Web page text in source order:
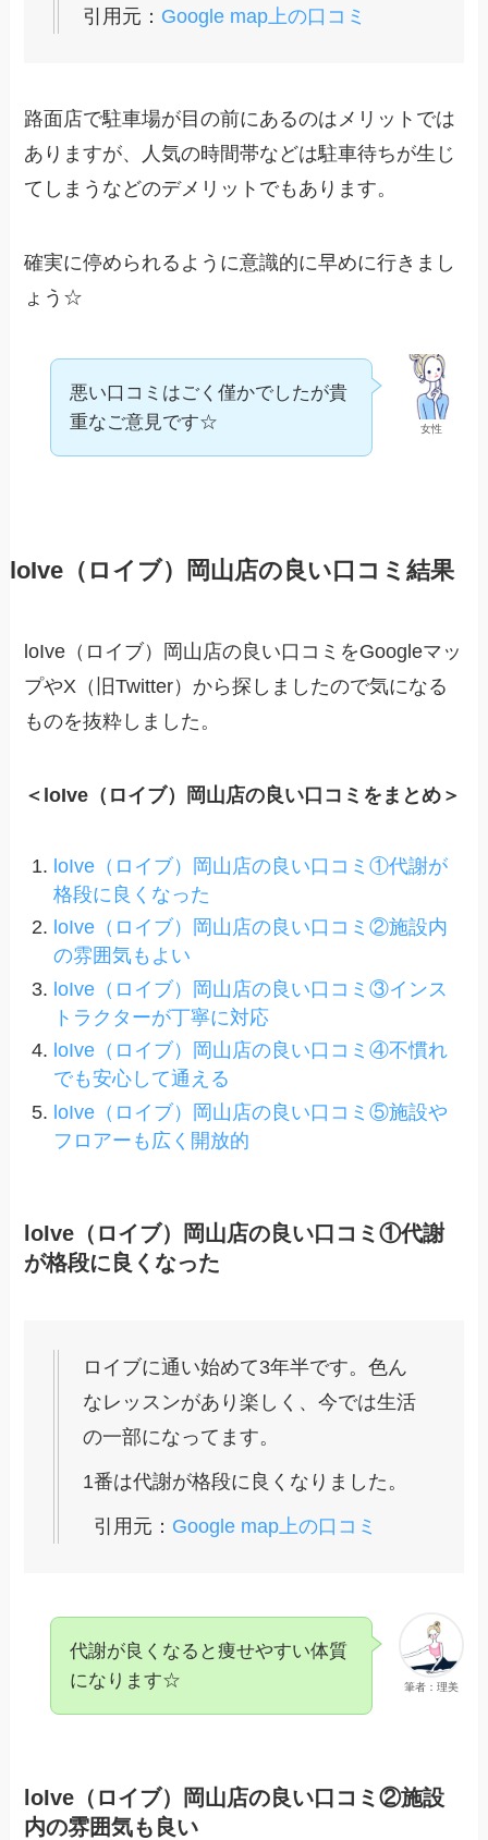
引用元： Google map上の口コミ
路面店で駐車場が目の前にあるのはメリットでは
ありますが、人気の時間帯などは駐車待ちが生じ
てしまうなどのデメリットでもあります。
確実に停められるように意識的に早めに行きまし
ょう☆
女性
悪い口コミはごく僅かでしたが貴
重なご意見です☆
loIve（ロイブ）岡山店の良い口コミ結果
loIve（ロイブ）岡山店の良い口コミをGoogleマッ
プやX（旧Twitter）から探しましたので気になる
ものを抜粋しました。
＜loIve（ロイブ）岡山店の良い口コミをまとめ＞
loIve（ロイブ）岡山店の良い口コミ①代謝が
格段に良くなった
loIve（ロイブ）岡山店の良い口コミ②施設内
の雰囲気もよい
loIve（ロイブ）岡山店の良い口コミ③インス
トラクターが丁寧に対応
loIve（ロイブ）岡山店の良い口コミ④不慣れ
でも安心して通える
loIve（ロイブ）岡山店の良い口コミ⑤施設や
フロアーも広く開放的
loIve（ロイブ）岡山店の良い口コミ①代謝
が格段に良くなった
ロイブに通い始めて3年半です。色ん
なレッスンがあり楽しく、今では生活
の一部になってます。
1番は代謝が格段に良くなりました。
引用元： Google map上の口コミ
筆者：理美
代謝が良くなると痩せやすい体質
になります☆
loIve（ロイブ）岡山店の良い口コミ②施設
内の雰囲気も良い